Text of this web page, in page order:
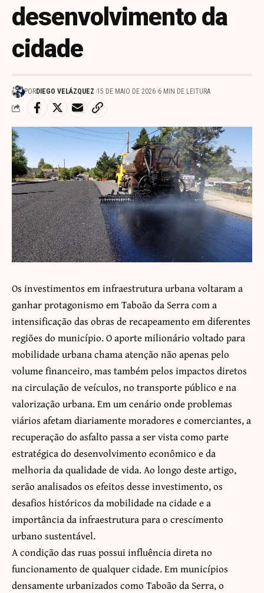
desenvolvimento da
cidade
PORDIEGO VELÁZQUEZ 15 DE MAIO DE 2026 6 MIN DE LEITURA
Os investimentos em infraestrutura urbana voltaram a
ganhar protagonismo em Taboão da Serra com a
intensificação das obras de recapeamento em diferentes
regiões do município. O aporte milionário voltado para
mobilidade urbana chama atenção não apenas pelo
volume financeiro, mas também pelos impactos diretos
na circulação de veículos, no transporte público e na
valorização urbana. Em um cenário onde problemas
viários afetam diariamente moradores e comerciantes, a
recuperação do asfalto passa a ser vista como parte
estratégica do desenvolvimento econômico e da
melhoria da qualidade de vida. Ao longo deste artigo,
serão analisados os efeitos desse investimento, os
desafios históricos da mobilidade na cidade e a
importância da infraestrutura para o crescimento
urbano sustentável.
A condição das ruas possui influência direta no
funcionamento de qualquer cidade. Em municípios
densamente urbanizados como Taboão da Serra, o